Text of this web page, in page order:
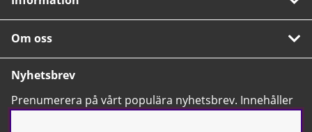
Om oss
Nyhetsbrev
Prenumerera på vårt populära nyhetsbrev. Innehåller
tips, nyheter och våra allra bästa erbjudanden.